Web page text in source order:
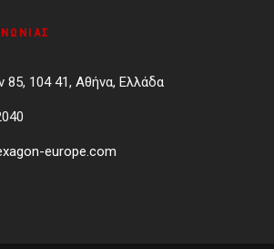
104 41, Αθήνα, Ελλάδα
europe.com